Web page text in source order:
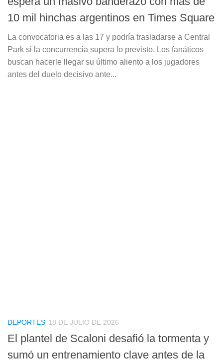
10 mil hinchas argentinos en Times Square
La convocatoria es a las 17 y podría trasladarse a Central
Park si la concurrencia supera lo previsto. Los fanáticos
buscan hacerle llegar su último aliento a los jugadores
antes del duelo decisivo ante...
DEPORTES 18 DE JULIO DE 2026
El plantel de Scaloni desafió la tormenta y
sumó un entrenamiento clave antes de la